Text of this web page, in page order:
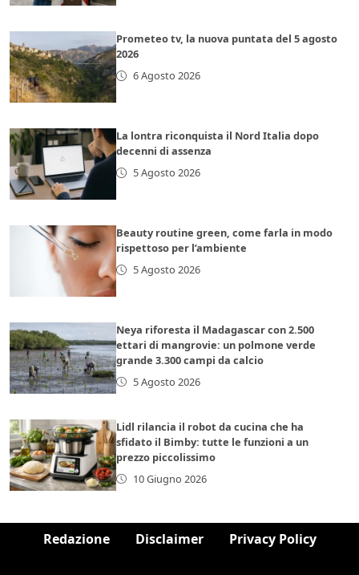
Prometeo tv, la nuova puntata del 5 agosto
2026
6 Agosto 2026
La lontra riconquista il Nord Italia dopo
decenni di assenza
5 Agosto 2026
Beauty routine green, come farla in modo
rispettoso per l’ambiente
5 Agosto 2026
Neya riforesta il Madagascar con 2.500
ettari di mangrovie: un polmone verde
grande 3.300 campi da calcio
5 Agosto 2026
Lidl rilancia il robot da cucina che ha
sfidato il Bimby: tutte le funzioni a un
prezzo piccolissimo
10 Giugno 2026
Redazione Disclaimer Privacy Policy